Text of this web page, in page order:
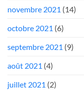
novembre 2021 (14)
octobre 2021 (6)
septembre 2021 (9)
août 2021 (4)
juillet 2021 (2)